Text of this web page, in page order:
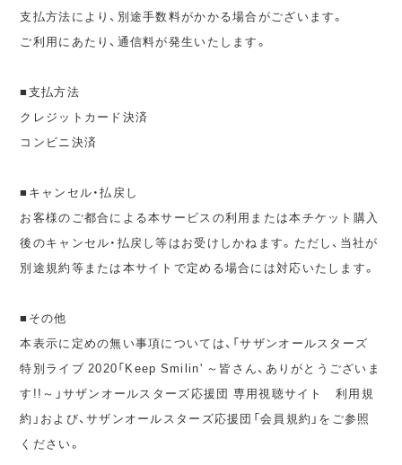
支払方法により、別途手数料がかかる場合がございます。
ご利用にあたり、通信料が発生いたします。
■支払方法
クレジットカード決済
コンビニ決済
■キャンセル・払戻し
お客様のご都合による本サービスの利用または本チケット購入
後のキャンセル・払戻し等はお受けしかねます。ただし、当社が
別途規約等または本サイトで定める場合には対応いたします。
■その他
本表示に定めの無い事項については、「サザンオールスターズ
特別ライブ 2020「Keep Smilin' ～皆さん、ありがとうございま
す!!～」サザンオールスターズ応援団 専用視聴サイト 利用規
約」および、サザンオールスターズ応援団「会員規約」をご参照
ください。